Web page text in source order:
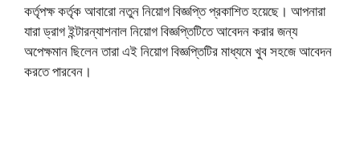
কর্তৃপক্ষ কর্তৃক আবারো নতুন নিয়োগ বিজ্ঞপ্তি প্রকাশিত হয়েছে। আপনারা
যারা ড্রাগ ইন্টারন্যাশনাল নিয়োগ বিজ্ঞপ্তিটিতে আবেদন করার জন্য
অপেক্ষমান ছিলেন তারা এই নিয়োগ বিজ্ঞপ্তিটির মাধ্যমে খুব সহজে আবেদন
করতে পারবেন।